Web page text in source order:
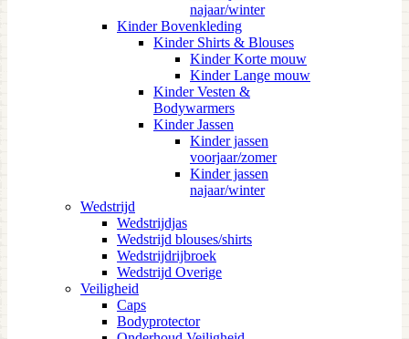
najaar/winter
Kinder Bovenkleding
Kinder Shirts & Blouses
Kinder Korte mouw
Kinder Lange mouw
Kinder Vesten &
Bodywarmers
Kinder Jassen
Kinder jassen
voorjaar/zomer
Kinder jassen
najaar/winter
Wedstrijd
Wedstrijdjas
Wedstrijd blouses/shirts
Wedstrijdrijbroek
Wedstrijd Overige
Veiligheid
Caps
Bodyprotector